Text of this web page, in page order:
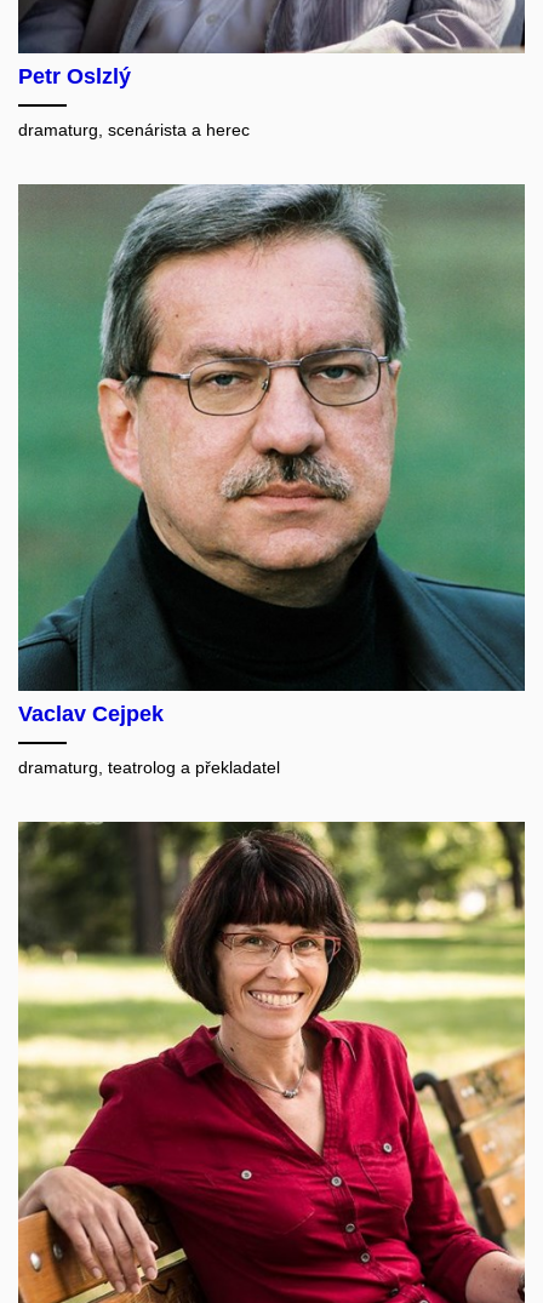
Petr Oslzlý
dramaturg, scenárista a herec
Vaclav Cejpek
dramaturg, teatrolog a překladatel